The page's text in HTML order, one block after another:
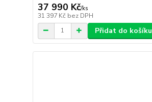
37 990 Kč/ks
31 397 Kč bez DPH
Přidat do košíku